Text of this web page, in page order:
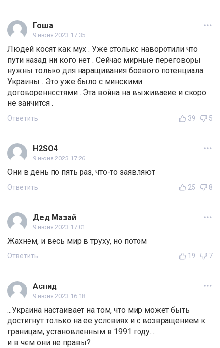
Гоша
9 июня 2023 17:35
Людей косят как мух . Уже столько наворотили что
пути назад ни кого нет . Сейчас мирные переговоры
нужны только для наращивания боевого потенциала
Украины . Это уже было с минскими
договоренностями . Эта война на выживаеие и скоро
не занчится .
Ответить 39 5
H2SO4
9 июня 2023 17:26
Они в день по пять раз, что-то заявляют
Ответить 25 8
Дед Мазай
9 июня 2023 17:01
Жахнем, и весь мир в труху, но потом
Ответить 19 7
Аспид
9 июня 2023 16:18
...Украина настаивает на том, что мир может быть
достигнут только на ее условиях и с возвращением к
границам, установленным в 1991 году....
и в чем они не правы?